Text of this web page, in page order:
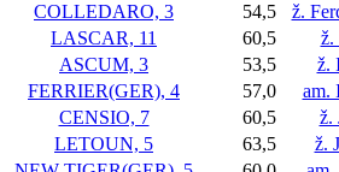
COLLEDARO, 3 54,5
ž.
LASCAR, 11 60,5
ž.
ASCUM, 3 53,5
ž.
FERRIER(GER), 4 57,0
am.
CENSIO, 7 60,5
ž.
LETOUN, 5 63,5
ž.